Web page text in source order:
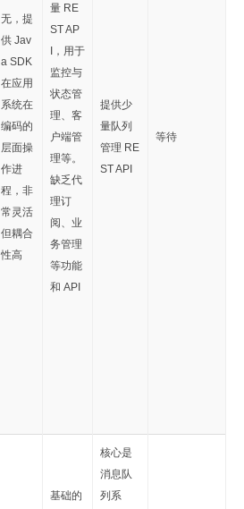
无，提
供 Jav
a SDK
在应用
系统在
编码的
层面操
作进
程，非
常灵活
但耦合
性高
量 RE
ST AP
I，用于
监控与
状态管
理、客
户端管
理等。
缺乏代
理订
阅、业
务管理
等功能
和 API
提供少
量队列
管理 RE
ST API
等待
基础的
核心是
消息队
列系